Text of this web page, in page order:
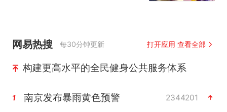
网易热搜 每30分钟更新 打开应用 查看全部
构建更高水平的全民健身公共服务体系
1 南京发布暴雨黄色预警 2344201